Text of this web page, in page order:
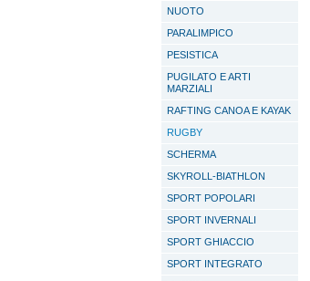
NUOTO
PARALIMPICO
PESISTICA
PUGILATO E ARTI
MARZIALI
RAFTING CANOA E KAYAK
RUGBY
SCHERMA
SKYROLL-BIATHLON
SPORT POPOLARI
SPORT INVERNALI
SPORT GHIACCIO
SPORT INTEGRATO